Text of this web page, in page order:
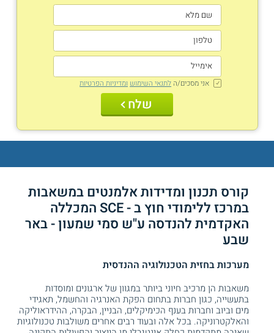
אני מסכים/ה לתנאי השימוש ומדיניות הפרטיות
שלח
קורס תכנון ומדידות אלמנטים במשאבות
במרכז ללימודי חוץ ב - SCE המכללה
האקדמית להנדסה ע"ש סמי שמעון - באר
שבע
מערכות בחזית הטכנולוגיה ההנדסית
משאבות הן מרכיב חיוני ביותר במגוון של ארגונים ומוסדות
בתעשייה, כגון חברות בתחום הפקת האנרגיה והחשמל, תאגידי
מים וביוב וחברות בענף הכימיקלים, הבניין, הבקרה, ההידראוליקה
והאלקטרוניקה. בכל אלה ובעוד רבים אחרים משולבות טכנולוגיות